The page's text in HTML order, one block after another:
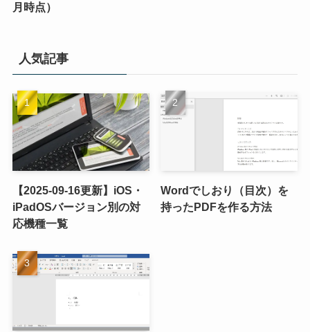
月時点）
人気記事
【2025-09-16更新】iOS・
iPadOSバージョン別の対
応機種一覧
Wordでしおり（目次）を
持ったPDFを作る方法